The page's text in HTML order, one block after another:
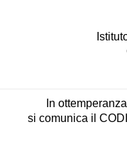
In
si comunica il